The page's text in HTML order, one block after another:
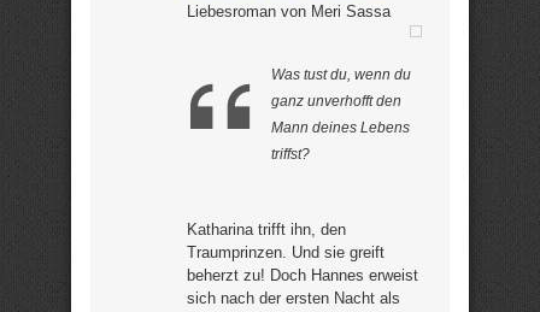
Liebesroman von Meri Sassa
Was tust du, wenn du
ganz unverhofft den
Mann deines Lebens
triffst?
Katharina trifft ihn, den
Traumprinzen. Und sie greift
beherzt zu! Doch Hannes erweist
sich nach der ersten Nacht als